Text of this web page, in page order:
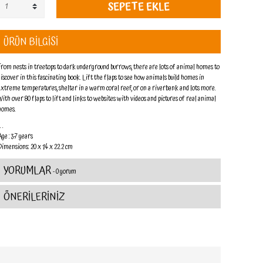
SEPETE EKLE
ÜRÜN BİLGİSİ
nests in treetops to dark underground burrows, there are lots of animal homes to
in this fascinating book. Lift the flaps to see how animals build homes in
temperatures, shelter in a warm coral reef, or on a riverbank and lots more.
over 80 flaps to lift and links to websites with videos and pictures of real animal
.
: 3-7 years
20 x 1.4 x 22.2 cm
YORUMLAR- 0 yorum
ÖNERİLERİNİZ